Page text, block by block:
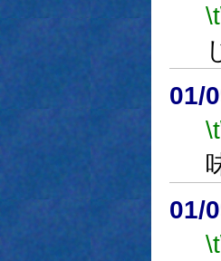
\t
01/
\t
01/
\t